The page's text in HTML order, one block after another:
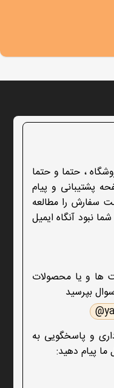
، حتما و حتما
پشتیبانی و پیام
سفارش را مطالعه
نبود آنگاه ایمیل
ها و یا محصولات
بپرسید
و پاسخگویی به
پیام دهید: